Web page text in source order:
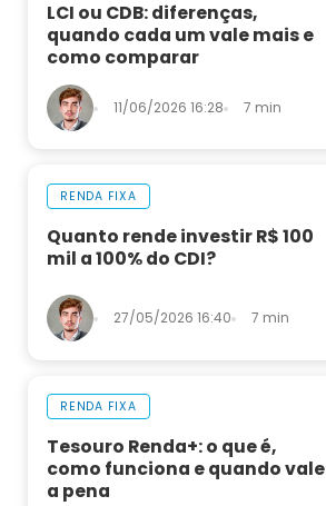
LCI ou CDB: diferenças,
quando cada um vale mais e
como comparar
11/06/2026 16:28 7 min
RENDA FIXA
Quanto rende investir R$ 100
mil a 100% do CDI?
27/05/2026 16:40 7 min
RENDA FIXA
Tesouro Renda+: o que é,
como funciona e quando vale
a pena